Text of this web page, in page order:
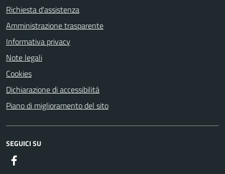
Richiesta d'assistenza
Amministrazione trasparente
Informativa privacy
Note legali
Cookies
Dichiarazione di accessibilità
Piano di miglioramento del sito
SEGUICI SU